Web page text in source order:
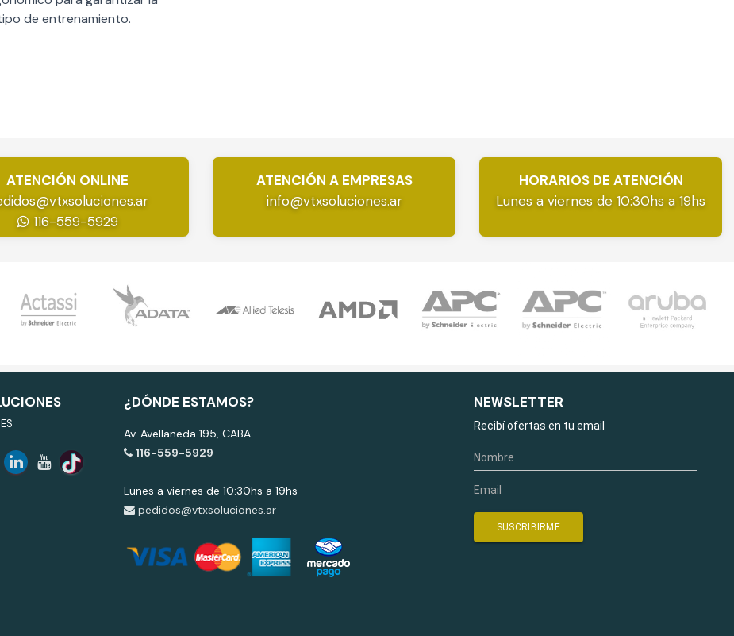
de entrenamiento.
ATENCIÓN ONLINE
116-559-5929
ATENCIÓN A EMPRESAS
info@vtxsoluciones.ar
HORARIOS DE ATENCIÓN
Lunes a viernes de 10:30hs a 19hs
¿DÓNDE ESTAMOS?
Av. Avellaneda 195, CABA
116-559-5929
Lunes a viernes de 10:30hs a 19hs
pedidos@vtxsoluciones.ar
NEWSLETTER
Recibí ofertas en tu email